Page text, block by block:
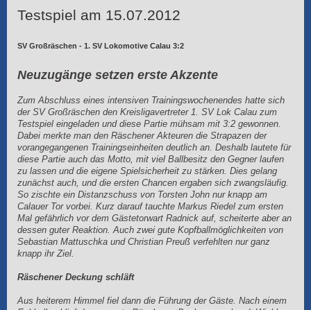
Testspiel am 15.07.2012
SV Großräschen - 1. SV Lokomotive Calau 3:2
Neuzugänge setzen erste Akzente
Zum Abschluss eines intensiven Trainingswochenendes hatte sich
der SV Großräschen den Kreisligavertreter 1. SV Lok Calau zum
Testspiel eingeladen und diese Partie mühsam mit 3:2 gewonnen.
Dabei merkte man den Räschener Akteuren die Strapazen der
vorangegangenen Trainingseinheiten deutlich an. Deshalb lautete für
diese Partie auch das Motto, mit viel Ballbesitz den Gegner laufen
zu lassen und die eigene Spielsicherheit zu stärken. Dies gelang
zunächst auch, und die ersten Chancen ergaben sich zwangsläufig.
So zischte ein Distanzschuss von Torsten John nur knapp am
Calauer Tor vorbei. Kurz darauf tauchte Markus Riedel zum ersten
Mal gefährlich vor dem Gästetorwart Radnick auf, scheiterte aber an
dessen guter Reaktion. Auch zwei gute Kopfballmöglichkeiten von
Sebastian Mattuschka und Christian Preuß verfehlten nur ganz
knapp ihr Ziel.
Räschener Deckung schläft
Aus heiterem Himmel fiel dann die Führung der Gäste. Nach einem